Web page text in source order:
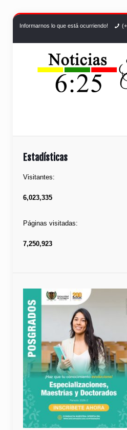
Informarnos lo que está ocurriendo!
Estadísticas
Visitantes:
6,023,335
Páginas visitadas:
7,250,923